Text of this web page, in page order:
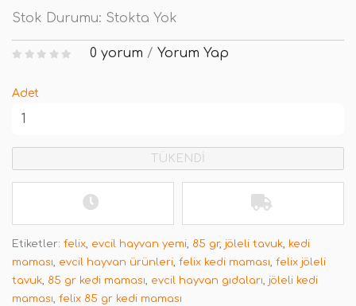
Stok Durumu: Stokta Yok
0 yorum / Yorum Yap
Adet
TÜKENDİ
Etiketler: felix, evcil hayvan yemi, 85 gr, jöleli tavuk, kedi
maması, evcil hayvan ürünleri, felix kedi maması, felix jöleli
tavuk, 85 gr kedi maması, evcil hayvan gıdaları, jöleli kedi
maması, felix 85 gr kedi maması